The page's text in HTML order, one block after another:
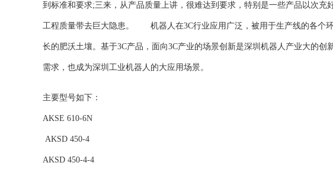
到标准和要求;三来，从产品质量上讲，很难达到要求，特别是一些产品以次
工程质量带去巨大隐患。 机器人在3C行业应用广泛，被用于生产线的各个
长的肥沃土壤。基于3C产品，面向3C产业的场景创新是深圳机器人产业大的
需求，也成为深圳工业机器人的大应用场景。
主要型号如下：
AKSE 610-6N
AKSD 450-4
AKSD 450-4-4